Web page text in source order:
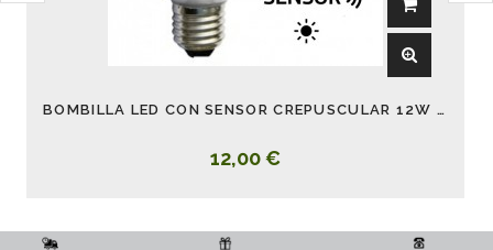
BOMBILLA LED CON SENSOR CREPUSCULAR 12W 6000K
12,00 €